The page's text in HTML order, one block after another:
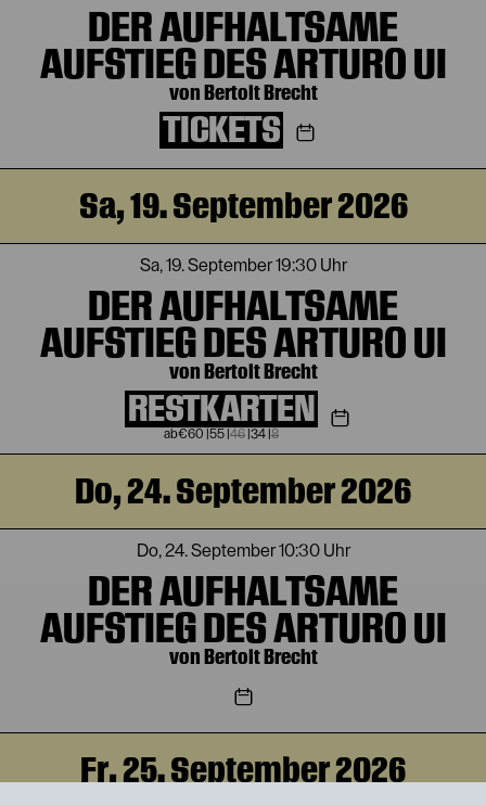
DER AUFHALTSAME
AUFSTIEG DES ARTURO UI
von Bertolt Brecht
TICKETS
Sa, 19. September 2026
Sa, 19. September19:30 Uhr
DER AUFHALTSAME
AUFSTIEG DES ARTURO UI
von Bertolt Brecht
RESTKARTEN
€60 55 46 34 8
Do, 24. September 2026
Do, 24. September10:30 Uhr
DER AUFHALTSAME
AUFSTIEG DES ARTURO UI
von Bertolt Brecht
Fr, 25. September 2026